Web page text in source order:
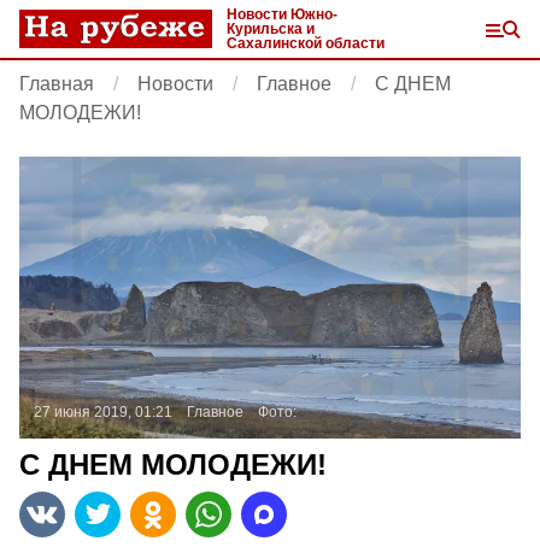
Новости Южно-
Курильска и
Сахалинской области
Главная Новости Главное
С ДНЕМ
МОЛОДЕЖИ!
27 июня 2019, 01:21 Главное Фото:
С ДНЕМ МОЛОДЕЖИ!